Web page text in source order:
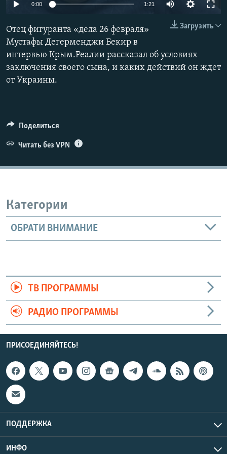
ПОБЕДИТЕЛЕЙ НЕ СУДЯТ?
КРЫМ.НЕПОКОРЕННЫЙ
ELIFBE
УКРАИНСКАЯ ПРОБЛЕМА КРЫМА
ПРИСОЕДИНЯЙТЕСЬ!
Все сайты RFE/RL
0:00 1:21
Загрузить
Отец фигуранта «дела 26 февраля»
Мустафы Дегерменджи Бекир в
интервью Крым.Реалии рассказал об условиях
заключения своего сына, и каких действий он ждет
от Украины.
Поделиться
Читать без VPN
Категории
ОБРАТИ ВНИМАНИЕ
ТВ ПРОГРАММЫ
РАДИО ПРОГРАММЫ
ПРИСОЕДИНЯЙТЕСЬ!
ПОДДЕРЖКА
ИНФО